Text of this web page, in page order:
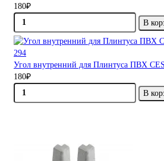
180₽
В
Угол внутренний для Плинтуса ПВХ
180₽
В